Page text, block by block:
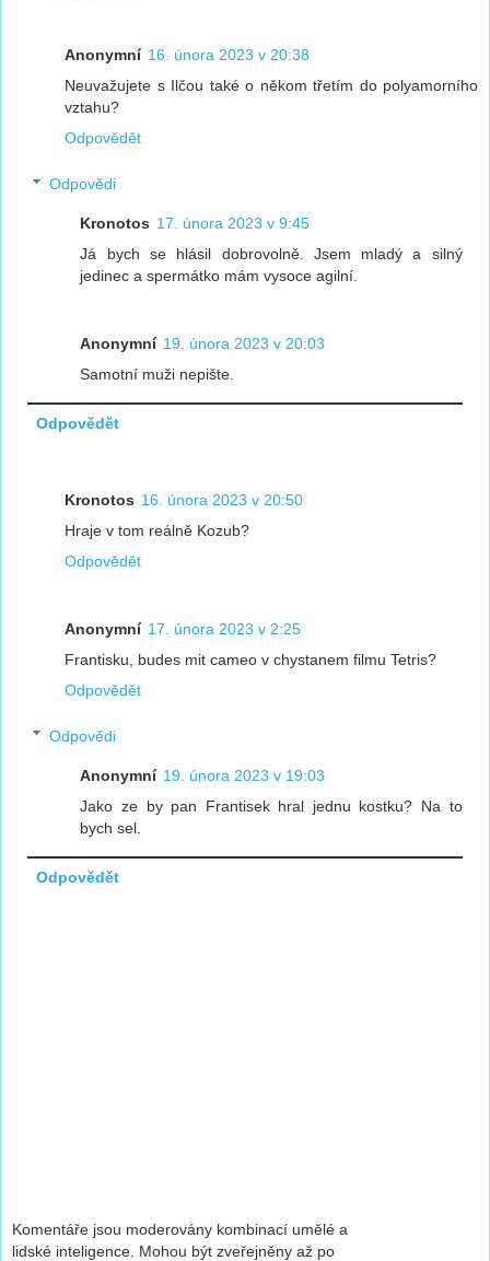
Anonymní 16. února 2023 v 20:38
Neuvažujete s Ilčou také o někom třetím do polyamorního
vztahu?
Odpovědět
Odpovědi
Kronotos 17. února 2023 v 9:45
Já bych se hlásil dobrovolně. Jsem mladý a silný
jedinec a spermátko mám vysoce agilní.
Anonymní 19. února 2023 v 20:03
Samotní muži nepište.
Odpovědět
Kronotos 16. února 2023 v 20:50
Hraje v tom reálně Kozub?
Odpovědět
Anonymní 17. února 2023 v 2:25
Frantisku, budes mit cameo v chystanem filmu Tetris?
Odpovědět
Odpovědi
Anonymní 19. února 2023 v 19:03
Jako ze by pan Frantisek hral jednu kostku? Na to
bych sel.
Odpovědět
Komentáře jsou moderovány kombinací umělé a
lidské inteligence. Mohou být zveřejněny až po